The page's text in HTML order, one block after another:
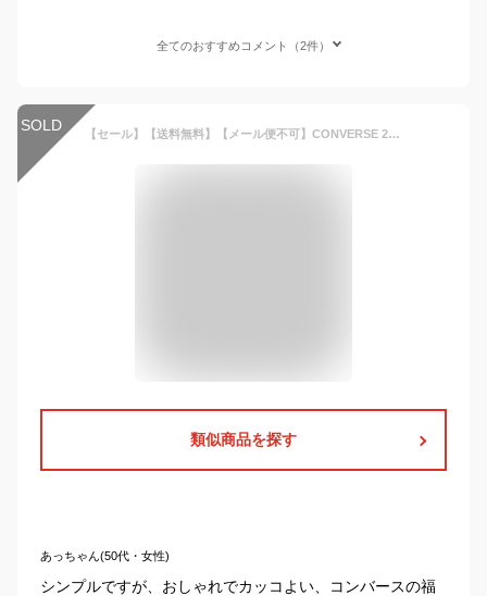
全てのおすすめコメント（2件）
SOLD 【セール】【送料無料】【メール便不可】CONVERSE 2023 NEW YEAR HAPPY BAG 福袋 新春 5点セット アウター トップス ボトムス 子供服 男の子 小学生 中学生 ファッション キッズ ジュニア 大人っぽい ダンス 130cm 140cm 150cm 160cm
類似商品を探す
あっちゃん(50代・女性)
シンプルですが、おしゃれでカッコよい、コンバースの福